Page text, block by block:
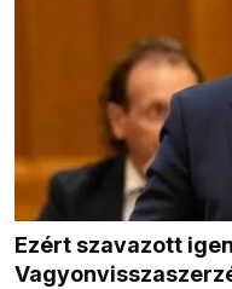
Ezért szavazott